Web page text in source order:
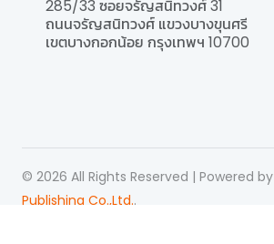
285/33 ซอยจรัญสนิทวงศ์ 31
ถนนจรัญสนิทวงศ์ แขวงบางขุนศรี
เขตบางกอกน้อย กรุงเทพฯ 10700
© 2026 All Rights Reserved | Powered by
Publishing Co.,Ltd..